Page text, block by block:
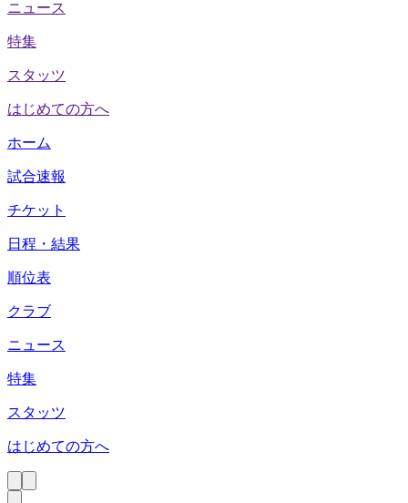
ニュース
特集
スタッツ
はじめての方へ
ホーム
試合速報
チケット
日程・結果
順位表
クラブ
ニュース
特集
スタッツ
はじめての方へ